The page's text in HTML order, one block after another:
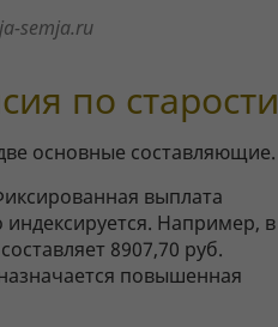
semja.ru
по старости
основные составляющие.
выплата
индексируется. Например, в
8907,70 руб.
повышенная